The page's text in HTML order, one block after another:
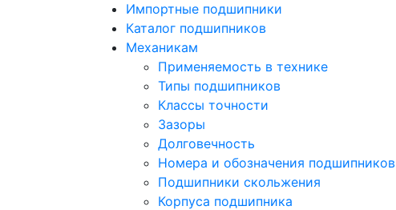
Импортные подшипники
Каталог подшипников
Механикам
Применяемость в технике
Типы подшипников
Классы точности
Зазоры
Долговечность
Номера и обозначения подшипников
Подшипники скольжения
Корпуса подшипника